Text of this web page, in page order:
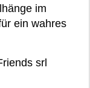
im
ein wahres
srl